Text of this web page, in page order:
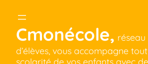
Cmonécole,
d’élèves, vous accompagne
scolarité de vos enfants avec